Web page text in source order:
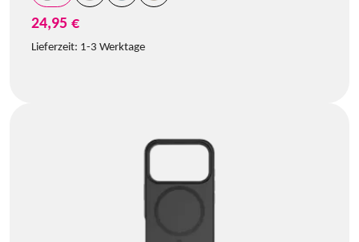
24,95 €
Lieferzeit: 1-3 Werktage